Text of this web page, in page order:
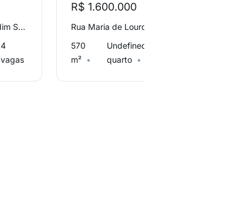
Rua Oswaldo Rezende, Jardim São Carlos
4
vagas
R$ 1.600.000
570
m²
Undefined
quarto